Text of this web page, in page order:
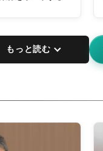
もっと読む